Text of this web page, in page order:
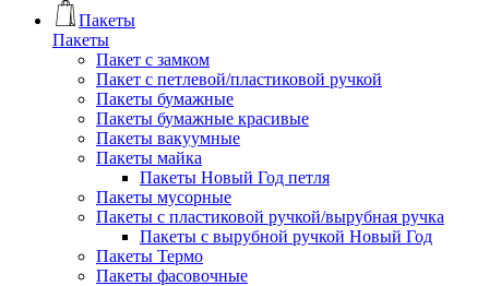
Пакеты
Пакеты
Пакет с замком
Пакет с петлевой/пластиковой ручкой
Пакеты бумажные
Пакеты бумажные красивые
Пакеты вакуумные
Пакеты майка
Пакеты Новый Год петля
Пакеты мусорные
Пакеты с пластиковой ручкой/вырубная ручка
Пакеты с вырубной ручкой Новый Год
Пакеты Термо
Пакеты фасовочные